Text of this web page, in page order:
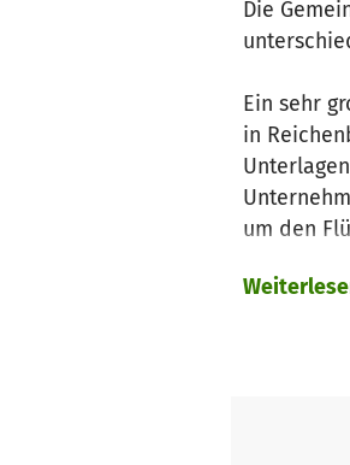
Die
Ein sehr
in
um den
Viele der